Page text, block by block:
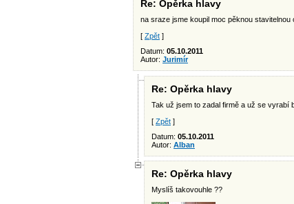
Re: Opěrka hlavy
na sraze jsme koupil moc pěknou stavitelnou
[ Zpět ]
Datum: 05.10.2011
Autor: Jurimír
Re: Opěrka hlavy
Tak už jsem to zadal firmě a už se vyrabí
[ Zpět ]
Datum: 05.10.2011
Autor: Alban
Re: Opěrka hlavy
Myslíš takovouhle ??